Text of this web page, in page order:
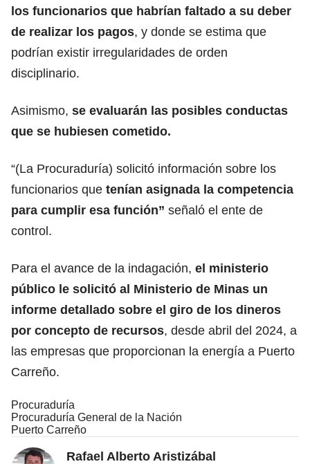
los funcionarios que habrían faltado a su deber
de realizar los pagos, y donde se estima que
podrían existir irregularidades de orden
disciplinario.
Asimismo, se evaluarán las posibles conductas
que se hubiesen cometido.
“(La Procuraduría) solicitó información sobre los
funcionarios que tenían asignada la competencia
para cumplir esa función” señaló el ente de
control.
Para el avance de la indagación, el ministerio
público le solicitó al Ministerio de Minas un
informe detallado sobre el giro de los dineros
por concepto de recursos, desde abril del 2024, a
las empresas que proporcionan la energía a Puerto
Carreño.
Procuraduría
Procuraduría General de la Nación
Puerto Carreño
Rafael Alberto Aristizábal